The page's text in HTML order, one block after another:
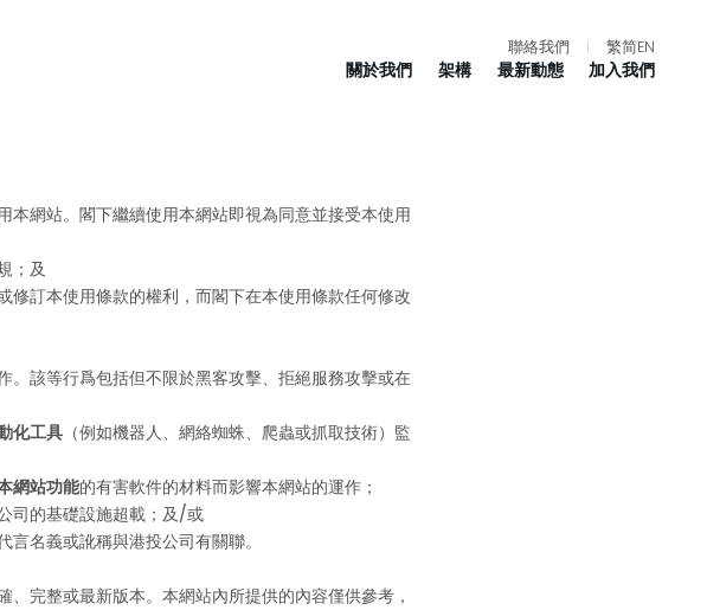
聯絡我們 | 繁简EN
關於我們 架構 最新動態 加入我們
網站。閣下繼續使用本網站即視為同意並接受本使用
；及
訂本使用條款的權利，而閣下在本使用條款任何修改
該等行爲包括但不限於黑客攻擊、拒絕服務攻擊或在
化工具（例如機器人、網絡蜘蛛、爬蟲或抓取技術）監
網站功能的有害軟件的材料而影響本網站的運作；
司的基礎設施超載；及/或
名義或訛稱與港投公司有關聯。
完整或最新版本。本網站內所提供的內容僅供參考，